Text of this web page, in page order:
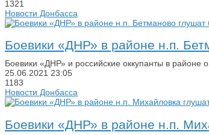
1321
Новости Донбасса
Боевики «ДНР» в районе н.п.
Боевики «ДНР» и российские оккупанты в
25.06.2021 23:05
1183
Новости Донбасса
Боевики «ДНР» в районе н.п.